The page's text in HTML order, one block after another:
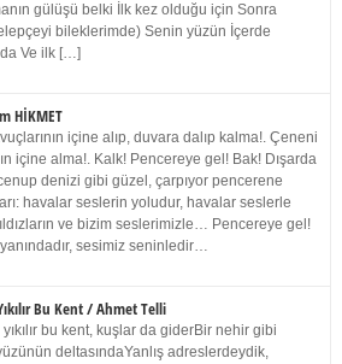
gülüşü belki İlk kez olduğu için Sonra
bileklerimde) Senin yüzün İçerde
Ve ilk […]
HİKMET
içine alıp, duvara dalıp kalma!. Çeneni
içine alma!. Kalk! Pencereye gel! Bak! Dışarda
denizi gibi güzel, çarpıyor pencerene
havalar seslerin yoludur, havalar seslerle
ve bizim seslerimizle… Pencereye gel!
sesimiz seninledir…
Bu Kent / Ahmet Telli
bu kent, kuşlar da giderBir nehir gibi
deltasındaYanlış adreslerdeydik,